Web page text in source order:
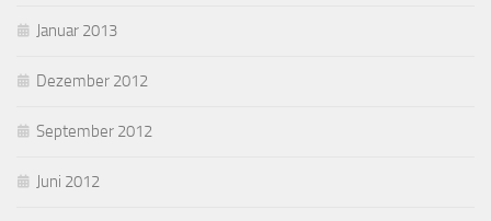
Januar 2013
Dezember 2012
September 2012
Juni 2012